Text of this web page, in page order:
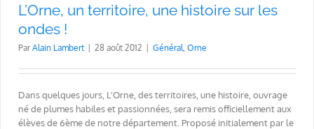
L’Orne, un territoire, une histoire sur les
ondes !
ParAlain Lambert 28 août 2012 Général Orne
Dans quelques jours, L'Orne, des territoires, une histoire, ouvrage
né de plumes habiles et passionnées, sera remis officiellement aux
élèves de 6ème de notre département. Proposé initialement par le